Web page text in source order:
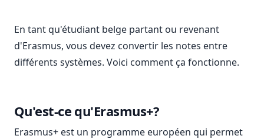
En tant qu'étudiant belge partant ou revenant
d'Erasmus, vous devez convertir les notes entre
différents systèmes. Voici comment ça fonctionne.
Qu'est-ce qu'Erasmus+?
Erasmus+ est un programme européen qui permet